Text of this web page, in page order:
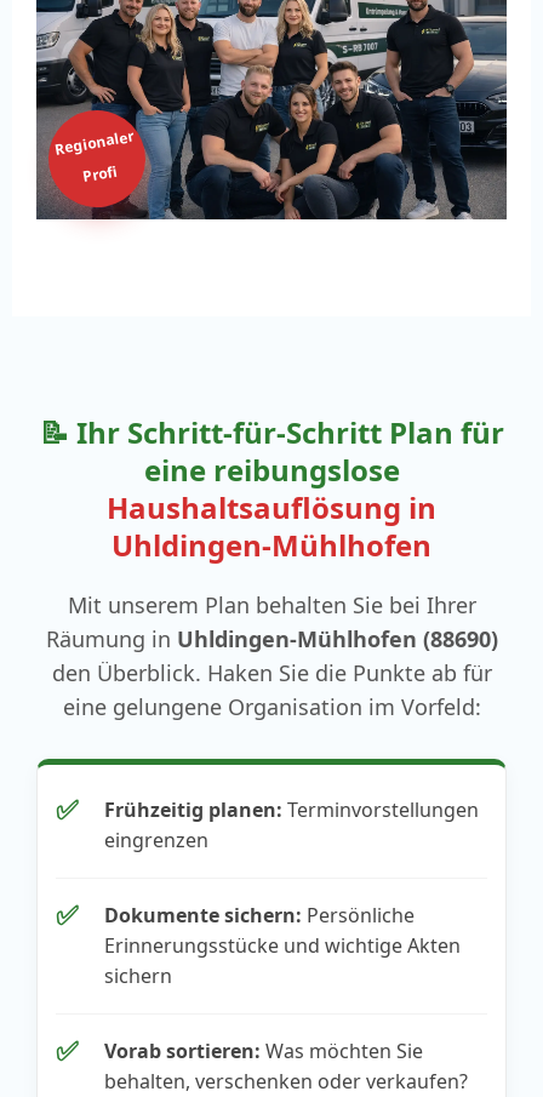
Regionaler
Profi
📝 Ihr Schritt-für-Schritt Plan für
eine reibungslose
Haushaltsauflösung in
Uhldingen-Mühlhofen
Mit unserem Plan behalten Sie bei Ihrer
Räumung in Uhldingen-Mühlhofen (88690)
den Überblick. Haken Sie die Punkte ab für
eine gelungene Organisation im Vorfeld:
✅ Frühzeitig planen: Terminvorstellungen
eingrenzen
✅ Dokumente sichern: Persönliche
Erinnerungsstücke und wichtige Akten
sichern
✅ Vorab sortieren: Was möchten Sie
behalten, verschenken oder verkaufen?